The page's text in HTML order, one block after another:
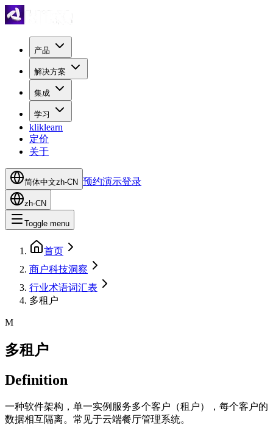
产品
解决方案
集成
学习
kliklearn
定价
关于
简体中文zh-CN 预约演示登录
zh-CN
Toggle menu
首页
商户科技洞察
行业术语词汇表
多租户
M
多租户
Definition
一种软件架构，单一实例服务多个客户（租户），每个客户的
数据相互隔离。常见于云端餐厅管理系统。